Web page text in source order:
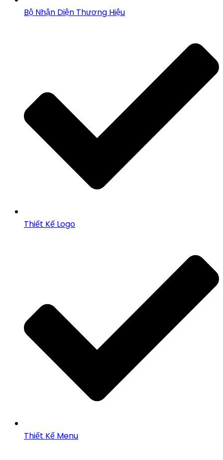
Bộ Nhận Diện Thương Hiệu
Thiết Kế Logo
Thiết Kế Menu